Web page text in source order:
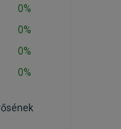
0%
0%
0%
0%